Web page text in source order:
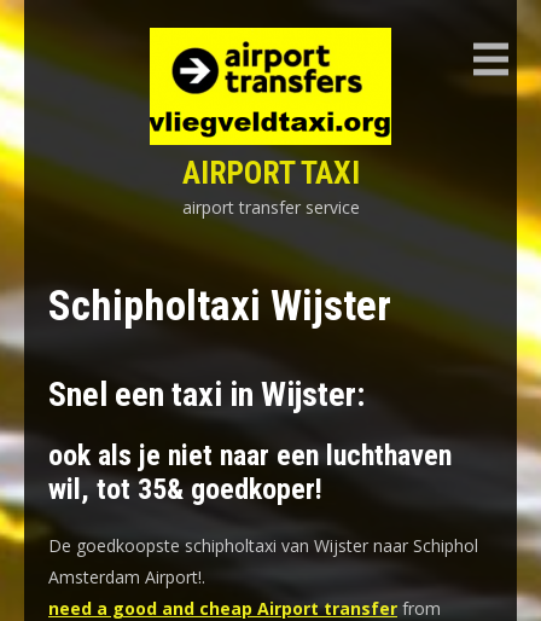
Skip
to
AIRPORT TAXI
airport transfer service
Schipholtaxi Wijster
Snel een taxi in Wijster:
ook als je niet naar een luchthaven
wil, tot 35& goedkoper!
De goedkoopste schipholtaxi van Wijster naar Schiphol
Amsterdam Airport!.
need a good and cheap Airport transfer from